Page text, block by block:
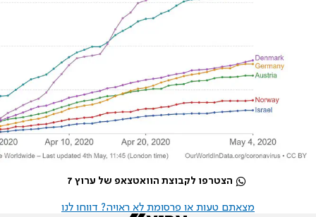
הצטרפו לקבוצת הוואטצאפ של ערוץ 7
מצאתם טעות או פרסומת לא ראויה? דווחו לנו